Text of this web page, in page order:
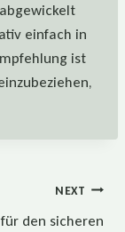
einfach in
ist
NEXT
den sicheren